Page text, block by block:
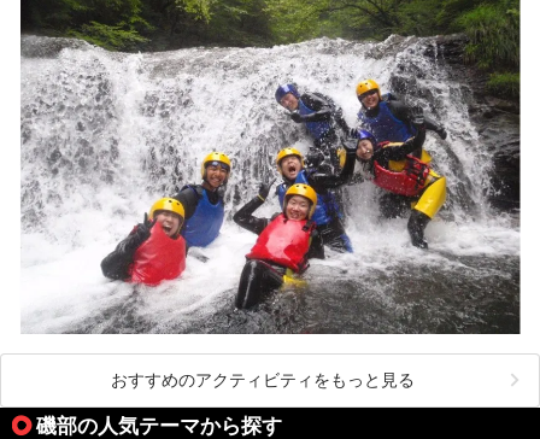
おすすめのアクティビティをもっと見る
磯部の人気テーマから探す